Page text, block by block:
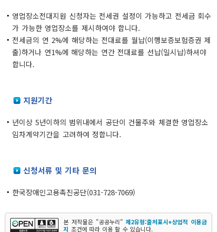
영업장소전대지원 신청자는 전세권 설정이 가능하고 전세금 회수
가 가능한 영업장소를 제시하여야 합니다.
전세금의 연 2%에 해당하는 전대료를 월납(이행보증보험증권 제
출)하거나 연1%에 해당하는 연간 전대료를 선납(일시납)하셔야
합니다.
지원기간
년이상 5년이하의 범위내에서 공단이 건물주와 체결한 영업장소
임차계약기간을 고려하여 정합니다.
신청서류 및 기타 문의
한국장애인고용촉진공단(031-728-7069)
본 저작물은 "공공누리"제2유형:출처표시+상업적 이용금
지 조건에 따라 이용 할 수 있습니다.